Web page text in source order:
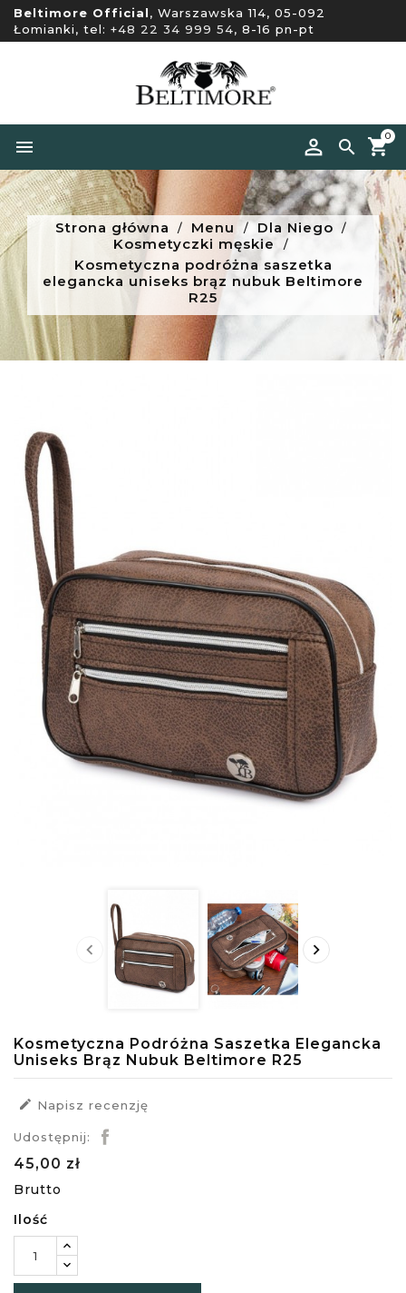
Beltimore Official, Warszawska 114, 05-092
Łomianki, tel: +48 22 34 999 54, 8-16 pn-pt


0
Strona główna Menu
Dla Niego
Kosmetyczki męskie
Kosmetyczna podróżna saszetka
elegancka uniseks brąz nubuk Beltimore
R25
 
Kosmetyczna Podróżna Saszetka Elegancka
Uniseks Brąz Nubuk Beltimore R25
 Napisz recenzję
Udostępnij:
45,00 zł
Brutto
Ilość